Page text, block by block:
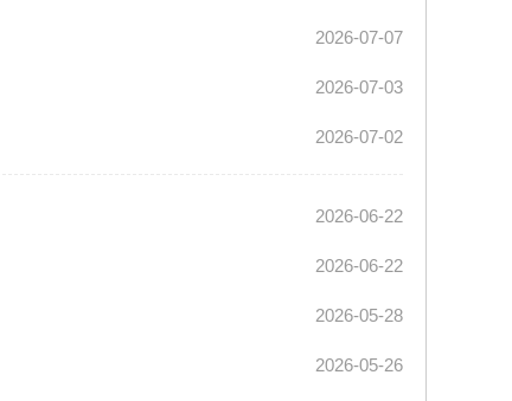
2026-07-07
2026-07-03
2026-07-02
2026-06-22
2026-06-22
2026-05-28
2026-05-26